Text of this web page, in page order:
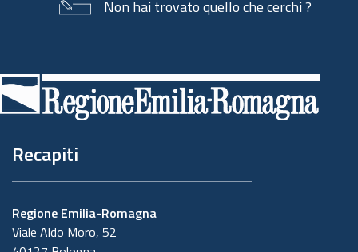
Non hai trovato quello che cerchi ?
di
pagina
Recapiti
Regione Emilia-Romagna
Viale Aldo Moro, 52